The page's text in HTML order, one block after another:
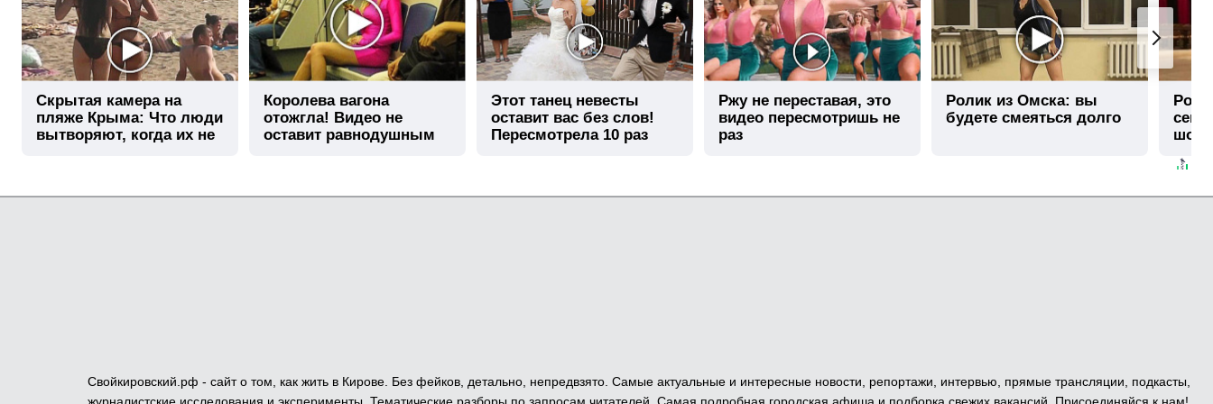
Скрытая камера на
пляже Крыма: Что люди
вытворяют, когда их не
Королева вагона
отожгла! Видео не
оставит равнодушным
Этот танец невесты
оставит вас без слов!
Пересмотрела 10 раз
Ржу не переставая, это
видео пересмотришь не
раз
Ролик из Омска: вы
будете смеяться долго
шоке
Свойкировский.рф - сайт о том, как жить в Кирове. Без фейков, детально, непредвзято. Самые актуальные и интересные новости, репортажи, интервью, прямые трансляции, подкасты,